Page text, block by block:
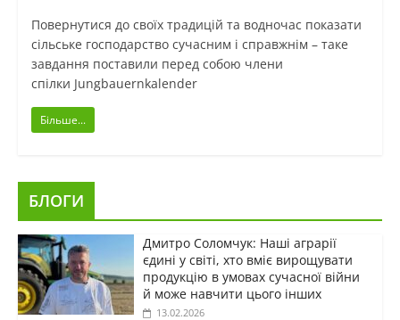
Повернутися до своїх традицій та водночас показати
сільське господарство сучасним і справжнім – таке
завдання поставили перед собою члени
спілки Jungbauernkalender
Більше...
БЛОГИ
Дмитро Соломчук: Наші аграрії
єдині у світі, хто вміє вирощувати
продукцію в умовах сучасної війни
й може навчити цього інших
13.02.2026